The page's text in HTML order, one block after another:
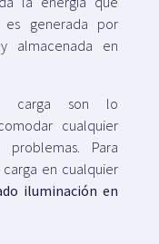
es generada por
almacenada en
carga son lo
cualquier
Para
en cualquier
iluminación en